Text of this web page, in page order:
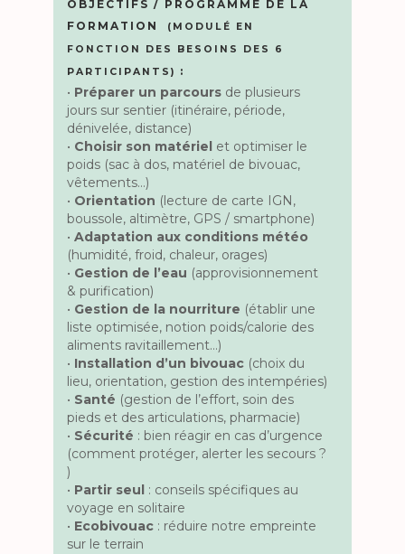
OBJECTIFS / PROGRAMME DE LA
FORMATION
(MODULÉ EN
FONCTION DES BESOINS DES 6
PARTICIPANTS)
:
• Préparer un parcours de plusieurs
jours sur sentier (itinéraire, période,
dénivelée, distance)
• Choisir son matériel et optimiser le
poids (sac à dos, matériel de bivouac,
vêtements…)
• Orientation (lecture de carte IGN,
boussole, altimètre, GPS / smartphone)
• Adaptation aux conditions météo
(humidité, froid, chaleur, orages)
• Gestion de l’eau (approvisionnement
& purification)
• Gestion de la nourriture (établir une
liste optimisée, notion poids/calorie des
aliments ravitaillement…)
• Installation d’un bivouac (choix du
lieu, orientation, gestion des intempéries)
• Santé (gestion de l’effort, soin des
pieds et des articulations, pharmacie)
• Sécurité : bien réagir en cas d’urgence
(comment protéger, alerter les secours ?
)
• Partir seul : conseils spécifiques au
voyage en solitaire
• Ecobivouac : réduire notre empreinte
sur le terrain